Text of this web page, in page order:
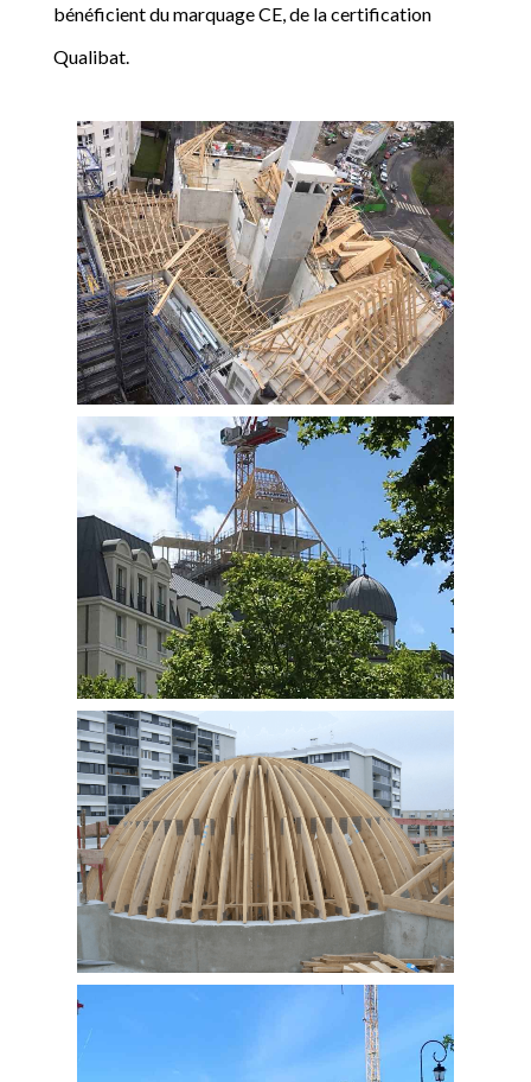
bénéficient du marquage CE, de la certification
Qualibat.